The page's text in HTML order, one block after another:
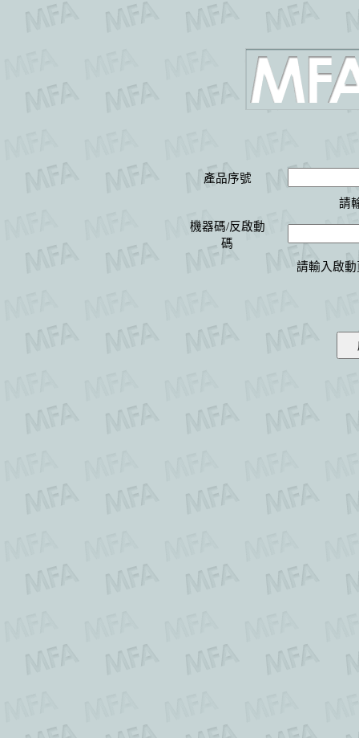
產品序號
請
機器碼/反啟動
碼
請輸入啟